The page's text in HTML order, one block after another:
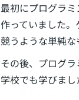
最初にプログラ
作っていました
競うような単純な
その後、プログ
学校でも学びま